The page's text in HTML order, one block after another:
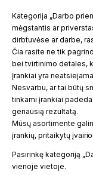
Kategorija „Darbo
mėgstantis ar
dirbtuvėse ar darbe,
Čia rasite ne tik
bei tvirtinimo detales,
Įrankiai yra
Nesvarbu, ar tai būtų
tinkami įrankiai
geriausią rezultatą.
Mūsų asortimente
įrankių, pritaikytų
Pasirinkę kategoriją
vienoje vietoje.